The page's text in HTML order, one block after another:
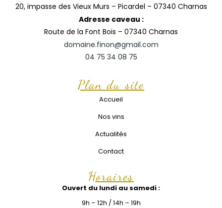
20, impasse des Vieux Murs – Picardel – 07340 Charnas
Adresse caveau :
Route de la Font Bois – 07340 Charnas
domaine.finon@gmail.com
04 75 34 08 75
Plan du site
Accueil
Nos vins
Actualités
Contact
Horaires
Ouvert du lundi au samedi :
9h – 12h / 14h – 19h